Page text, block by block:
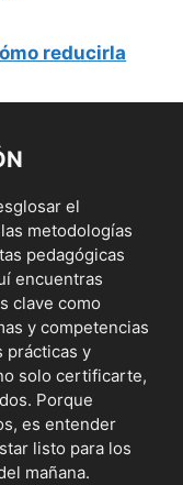
reducirla
el
metodologías
pedagógicas
encuentras
clave como
y competencias
prácticas y
solo certificarte,
Porque
es entender
listo para los
mañana.